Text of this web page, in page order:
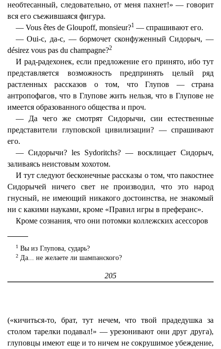
необтесанный, следовательно, от меня пахнет!» — говорит
вся его съежившаяся фигура.
— Vous êtes de Gloupoff, monsieur?1— спрашивают его.
— Oui-c, да-с, — бормочет сконфуженный Сидорыч, —
désirez vous pas du champagne?2
И рад-радехонек, если предложение его принято, ибо тут
представляется возможность предпринять целый ряд
растленных рассказов о том, что Глупов — страна
антропофагов, что в Глупове жить нельзя, что в Глупове не
имеется образованного общества и проч.
— Да чего же смотрят Сидорычи, сии естественные
представители глуповской цивилизации? — спрашивают
его.
— Сидорычи? les Sydoritchs? — восклицает Сидорыч,
заливаясь неистовым хохотом.
И тут следуют бесконечные рассказы о том, что пакостнее
Сидорычей ничего свет не производил, что это народ
гнусный, не имеющий никакого достоинства, не знакомый
ни с какими науками, кроме «Правил игры в преферанс».
Кроме сознания, что они потомки коллежских асессоров
1Вы из Глупова, сударь?
2Да... не желаете ли шампанского?
205
(«кичиться-то, брат, тут нечем, что твой прадедушка за
столом тарелки подавал!» — урезонивают они друг друга),
глуповцы имеют еще и то ничем не сокрушимое убеждение,